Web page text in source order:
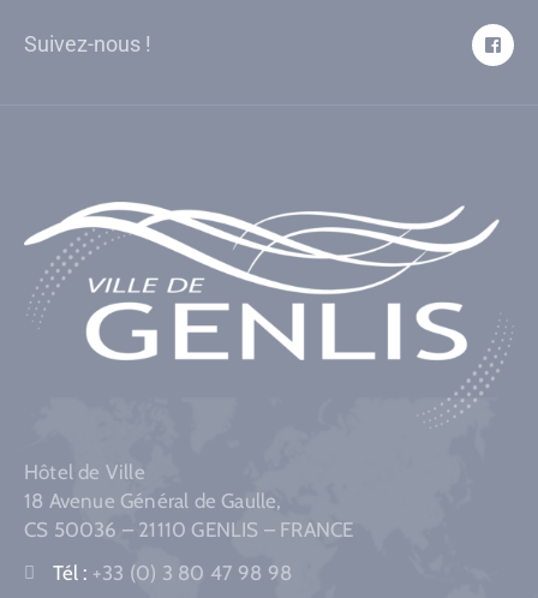
Suivez-nous !
Hôtel de Ville
18 Avenue Général de Gaulle,
CS 50036 – 21110 GENLIS – FRANCE
Tél : +33 (0) 3 80 47 98 98